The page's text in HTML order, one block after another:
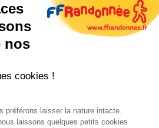
nos
cookies !
préférons laisser la nature intacte.
laissons quelques petits cookies